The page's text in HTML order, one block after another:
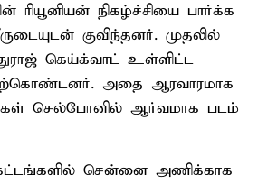
ரியூனியன் நிகழ்ச்சியை பார்க்க
குவிந்தனர். முதலில்
கெய்க்வாட் உள்ளிட்ட
அதை ஆரவாரமாக
செல்போனில் ஆர்வமாக படம்
சென்னை அணிக்காக